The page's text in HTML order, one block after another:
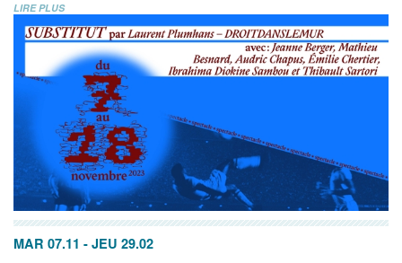
LIRE PLUS
MAR 07.11 - JEU 29.02